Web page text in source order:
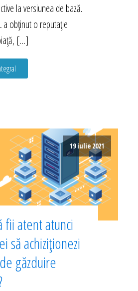
la versiunea de bază.
a obținut o reputație
[…]
19 iulie 2021
fii atent atunci
să achiziționezi
găzduire